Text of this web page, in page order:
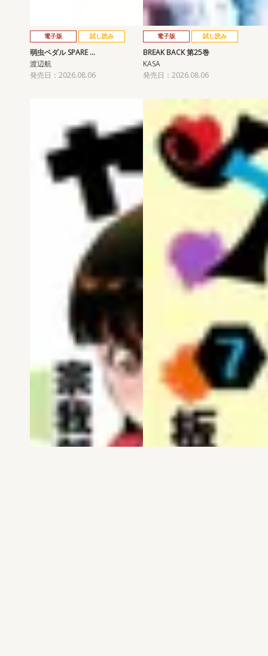
電子版 試し読み
弱虫ペダル SPARE …
渡辺航
発売日：2026.08.06
電子版 試し読み
BREAK BACK 第25巻
KASA
発売日：2026.08.06